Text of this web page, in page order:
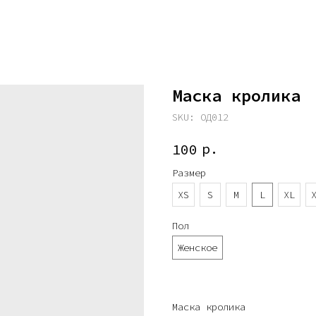
Маска кролика
SKU: ОД012
100 р.
Размер
XS
S M L XL
Пол
Женское
Маска кролика